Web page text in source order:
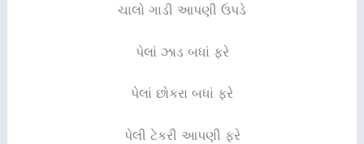
ચાલો ગાડી આપણી ઉપડે
પેલાં ઝાડ બધાં ફરે
પેલાં છોકરા બધાં ફરે
પેલી ટેકરી આપણી ફરે